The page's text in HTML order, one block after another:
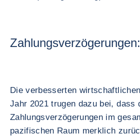
Die verbesserten
Jahr 2021 trugen dazu bei, dass
Zahlungsverzögerungen im
pazifischen Raum merklich